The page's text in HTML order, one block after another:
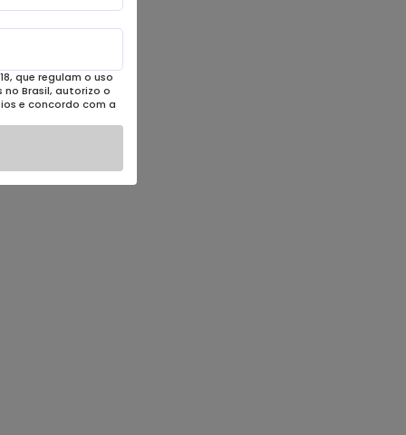
que regulam o uso
Brasil, autorizo o
e concordo com a